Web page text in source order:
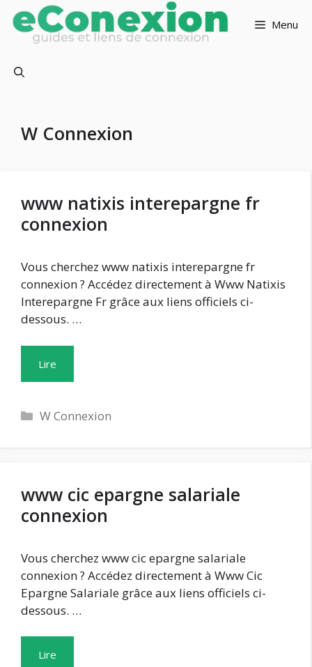
Aller
au
contenu
Menu
W Connexion
www natixis interepargne fr
connexion
Vous cherchez www natixis interepargne fr
connexion ? Accédez directement à Www Natixis
Interepargne Fr grâce aux liens officiels ci-
dessous. …
Lire
Catégories
W Connexion
www cic epargne salariale
connexion
Vous cherchez www cic epargne salariale
connexion ? Accédez directement à Www Cic
Epargne Salariale grâce aux liens officiels ci-
dessous. …
Lire